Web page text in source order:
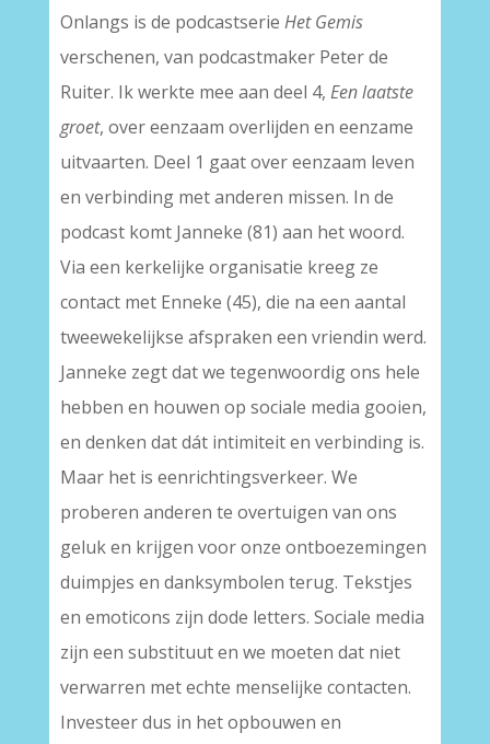
Onlangs is de podcastserie Het Gemis
verschenen, van podcastmaker Peter de
Ruiter. Ik werkte mee aan deel 4, Een laatste
groet, over eenzaam overlijden en eenzame
uitvaarten. Deel 1 gaat over eenzaam leven
en verbinding met anderen missen. In de
podcast komt Janneke (81) aan het woord.
Via een kerkelijke organisatie kreeg ze
contact met Enneke (45), die na een aantal
tweewekelijkse afspraken een vriendin werd.
Janneke zegt dat we tegenwoordig ons hele
hebben en houwen op sociale media gooien,
en denken dat dát intimiteit en verbinding is.
Maar het is eenrichtingsverkeer. We
proberen anderen te overtuigen van ons
geluk en krijgen voor onze ontboezemingen
duimpjes en danksymbolen terug. Tekstjes
en emoticons zijn dode letters. Sociale media
zijn een substituut en we moeten dat niet
verwarren met echte menselijke contacten.
Investeer dus in het opbouwen en